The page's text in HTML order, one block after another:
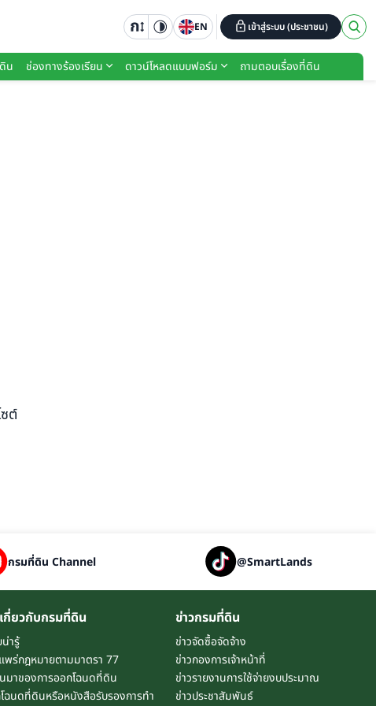
EN เข้าสู่ระบบ (ประชาชน)
น ช่องทางร้องเรียน ดาวน์โหลดแบบฟอร์ม ถามตอบเรื่องที่ดิน
ต์
กรมที่ดิน Channel @SmartLands
กี่ยวกับกรมที่ดิน
ารู้
พร่กฎหมายตามมาตรา 77
มาของการออกโฉนดที่ดิน
ฉนดที่ดินหรือหนังสือรับรองการทำ
ข่าวกรมที่ดิน
ข่าวจัดซื้อจัดจ้าง
ข่าวกองการเจ้าหน้าที่
ข่าวรายงานการใช้จ่ายงบประมาณ
ข่าวประชาสัมพันธ์